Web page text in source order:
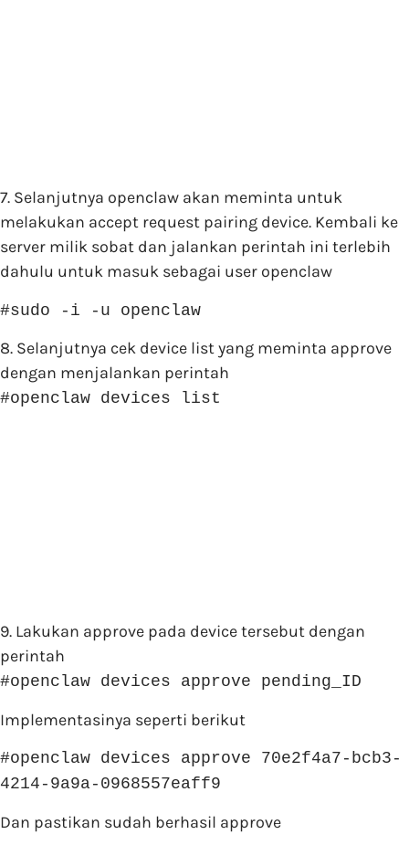
7. Selanjutnya openclaw akan meminta untuk
melakukan accept request pairing device. Kembali ke
server milik sobat dan jalankan perintah ini terlebih
dahulu untuk masuk sebagai user openclaw
#sudo -i -u openclaw
8. Selanjutnya cek device list yang meminta approve
dengan menjalankan perintah
#openclaw devices list
9. Lakukan approve pada device tersebut dengan
perintah
#openclaw devices approve pending_ID
Implementasinya seperti berikut
#openclaw devices approve 70e2f4a7-bcb3-
4214-9a9a-0968557eaff9
Dan pastikan sudah berhasil approve